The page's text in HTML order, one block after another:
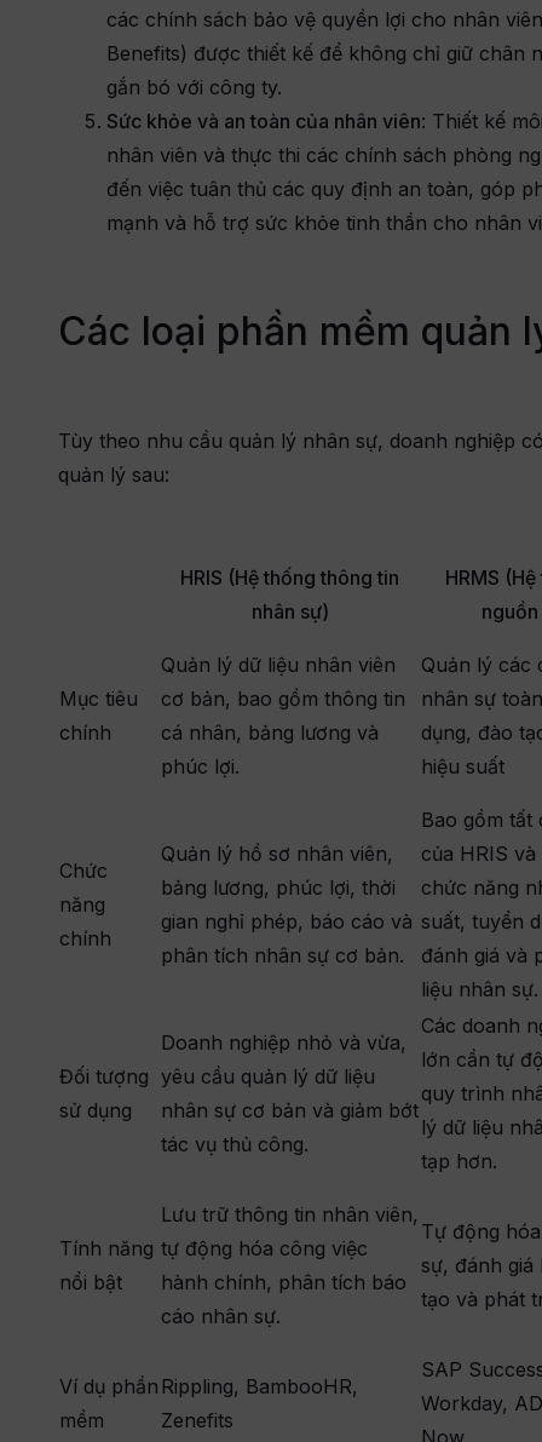
các chính sách bảo vệ quyền lợi cho nhân
Benefits) được thiết kế để không chỉ giữ chân
gắn bó với công ty.
Sức khỏe và an toàn của nhân viên: Thiết kế
nhân viên và thực thi các chính sách phòng
đến việc tuân thủ các quy định an toàn, góp
mạnh và hỗ trợ sức khỏe tinh thần cho nhân
Các loại phần mềm quản
Tùy theo nhu cầu quản lý nhân sự, doanh nghiệp
quản lý sau:
HRIS (Hệ thống thông tin
nhân sự)
HRMS
Mục tiêu
chính
Quản lý dữ liệu nhân viên
cơ bản, bao gồm thông tin
cá nhân, bảng lương và
phúc lợi.
Quản lý các
nhân sự
dụng, đào
hiệu suất
Chức
năng
chính
Quản lý hồ sơ nhân viên,
bảng lương, phúc lợi, thời
gian nghỉ phép, báo cáo và
phân tích nhân sự cơ bản.
Bao gồm tất
của HRIS
chức năng
suất, tuyển
đánh giá và
liệu nhân sự.
Đối tượng
sử dụng
Doanh nghiệp nhỏ và vừa,
yêu cầu quản lý dữ liệu
nhân sự cơ bản và giảm bớt
tác vụ thủ công.
Các doanh
lớn cần tự
quy trình
lý dữ liệu
tạp hơn.
Tính năng
nổi bật
Lưu trữ thông tin nhân viên,
tự động hóa công việc
hành chính, phân tích báo
cáo nhân sự.
Tự động
sự, đánh giá
tạo và phát
Ví dụ phần
mềm
Rippling, BambooHR,
Zenefits
SAP
Workday,
Now